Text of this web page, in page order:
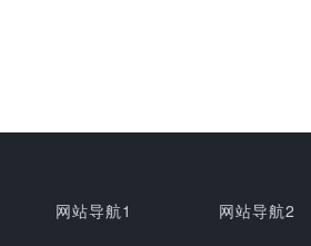
网站导航1 网站导航2